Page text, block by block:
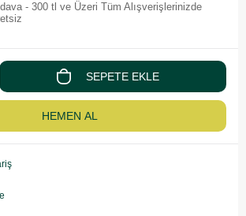
- 300 tl ve Üzeri Tüm Alışverişlerinizde